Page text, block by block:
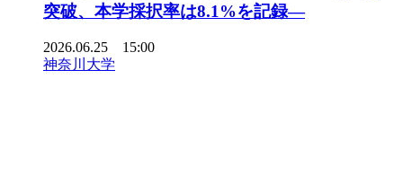
突破、本学採択率は8.1%を記録―
2026.06.25 15:00
神奈川大学